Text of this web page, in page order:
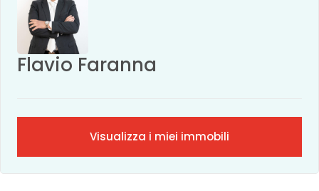
Flavio Faranna
Visualizza i miei immobili